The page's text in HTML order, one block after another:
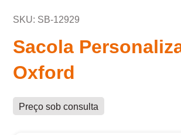
SKU: SB-12929
Sacola
Oxford
Preço sob consulta